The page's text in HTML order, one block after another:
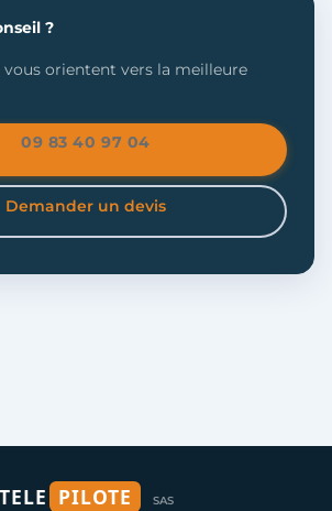
?
vous orientent vers la meilleure
09 83 40 97 04
Demander un devis
TELE PILOTE SAS